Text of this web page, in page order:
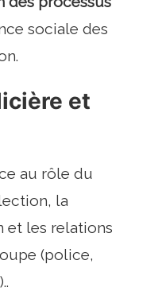
sociale des
et
au rôle du
la
et les relations
(police,